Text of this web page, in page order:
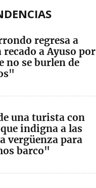
regresa a
recado a Ayuso por
no se burlen de
una turista con
indigna a las
vergüenza para
barco"